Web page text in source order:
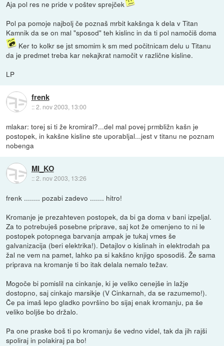
Aja pol res ne pride v poštev sprejček
Pol pa pomoje najbolj če poznaš mrbit kakšnga k dela v Titan
Kamnik da se on mal "sposod" teh kislinc in da ti pol namočiš doma
Ker to kolkr se jst smomim k sm med počitnicam delu u Titanu
da je predmet treba kar nekajkrat namočit v različne kisline.
LP
frenk
::2. nov 2003, 13:00
mlakar: torej si ti že kromiral?...del mal povej prmbližn kašn je
postopek, in kakšne kisline ste uporabljal...jest v titanu ne poznam
nobenga
MI_KO
::2. nov 2003, 13:26
frenk ........ pozabi zadevo ....... hitro!
Kromanje je prezahteven postopek, da bi ga doma v bani izpeljal.
Za to potrebuješ posebne priprave, saj kot že omenjeno to ni le
postopek potopnega barvanja ampak je tukaj vmes še
galvanizacija (beri elektrika!). Detajlov o kislinah in elektrodah pa
žal ne vem na pamet, lahko pa si kakšno knjigo sposodiš. Že sama
priprava na kromanje ti bo itak delala nemalo težav.
Mogoče bi pomislil na cinkanje, ki je veliko cenejše in lažje
dostopno, saj cinkajo marsikje (V Cinkarnah, da se razumemo!).
Če pa imaš lepo gladko površino bo sijaj enak kromanju, pa še
veliko boljše bo držalo.
Pa one praske boš ti po kromanju še vedno videl, tak da jih rajši
spoliraj in polakiraj pa bo!